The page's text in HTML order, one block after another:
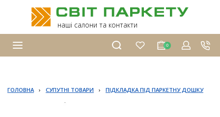
наші салони та контакти
0
ГОЛОВНА › СУПУТНІ ТОВАРИ › ПІДКЛАДКА ПІД ПАРКЕТНУ ДОШКУ